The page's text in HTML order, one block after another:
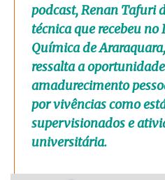
podcast, Renan Tafuri
técnica que recebeu
Química de
ressalta a
amadurecimento
por vivências como
supervisionados e
universitária.